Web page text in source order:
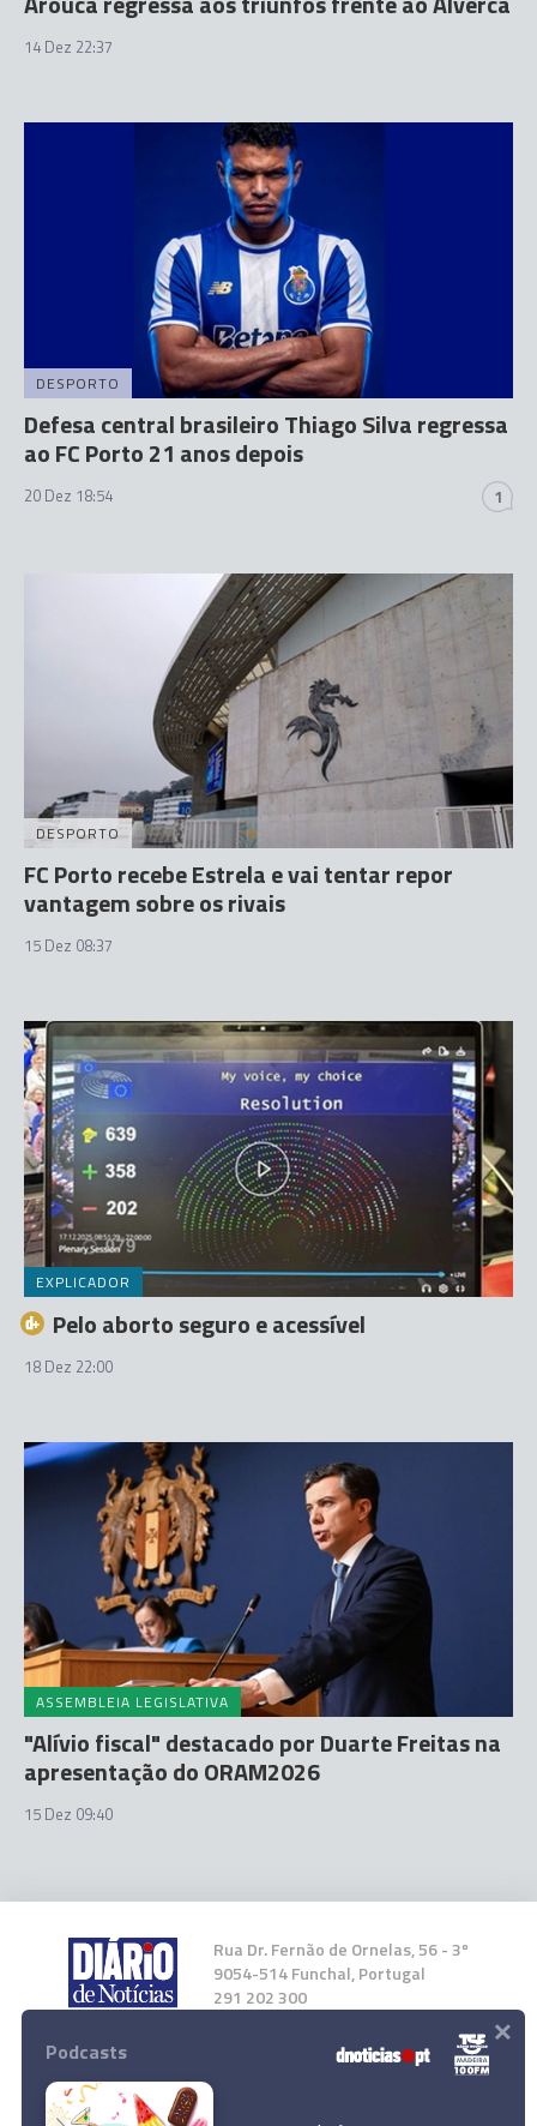
14 Dez 22:37
DESPORTO
Defesa central brasileiro Thiago Silva regressa
ao FC Porto 21 anos depois
20 Dez 18:54 1
DESPORTO
FC Porto recebe Estrela e vai tentar repor
vantagem sobre os rivais
15 Dez 08:37
EXPLICADOR
Pelo aborto seguro e acessível
18 Dez 22:00
ASSEMBLEIA LEGISLATIVA
"Alívio fiscal" destacado por Duarte Freitas na
apresentação do ORAM2026
15 Dez 09:40
Rua Dr. Fernão de Ornelas, 56 - 3º
9054-514 Funchal, Portugal
291 202 300
Instale a nossa App
Podcasts ×